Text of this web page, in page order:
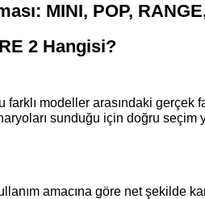
MINI, POP,
2 Hangisi?
farklı modeller arasındaki gerçek
sunduğu için doğru seçim
amacına göre net şekilde